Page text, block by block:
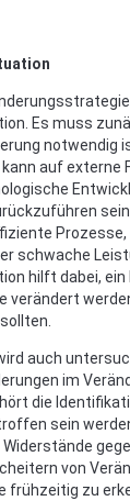
Es muss
notwendig
auf externe
Prozesse,
schwache
hilft dabei, ein
verändert
auch
im
die
sein
von
frühzeitig zu